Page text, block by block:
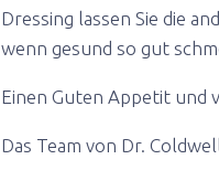
Dressing lassen Sie die
wenn gesund so gut
Einen Guten Appetit und
Das Team von Dr.